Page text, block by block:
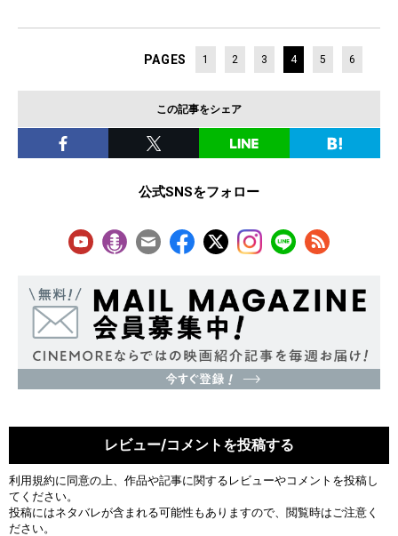
PAGES 1 2 3 4 5 6
この記事をシェア
公式SNSをフォロー
レビュー/コメントを投稿する
利用規約に同意の上、作品や記事に関するレビューやコメントを投稿し
てください。
投稿にはネタバレが含まれる可能性もありますので、閲覧時はご注意く
ださい。